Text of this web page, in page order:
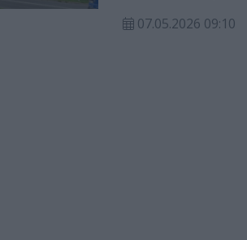
07.05.2026 09:10